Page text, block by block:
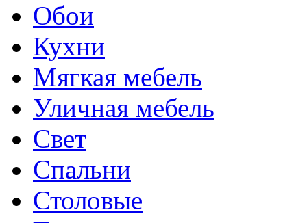
Обои
Кухни
Мягкая мебель
Уличная мебель
Свет
Спальни
Столовые